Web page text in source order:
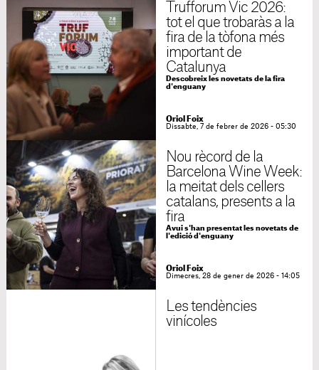
Trufforum Vic 2026:
tot el que trobaràs a la
fira de la tòfona més
important de
Catalunya
Descobreix les novetats de la fira
d'enguany
Oriol Foix
Dissabte, 7 de febrer de 2026 - 05:30
Nou rècord de la
Barcelona Wine Week:
la meitat dels cellers
catalans, presents a la
fira
Avui s'han presentat les novetats de
l'edició d'enguany
Oriol Foix
Dimecres, 28 de gener de 2026 - 14:05
Les tendències
vinícoles